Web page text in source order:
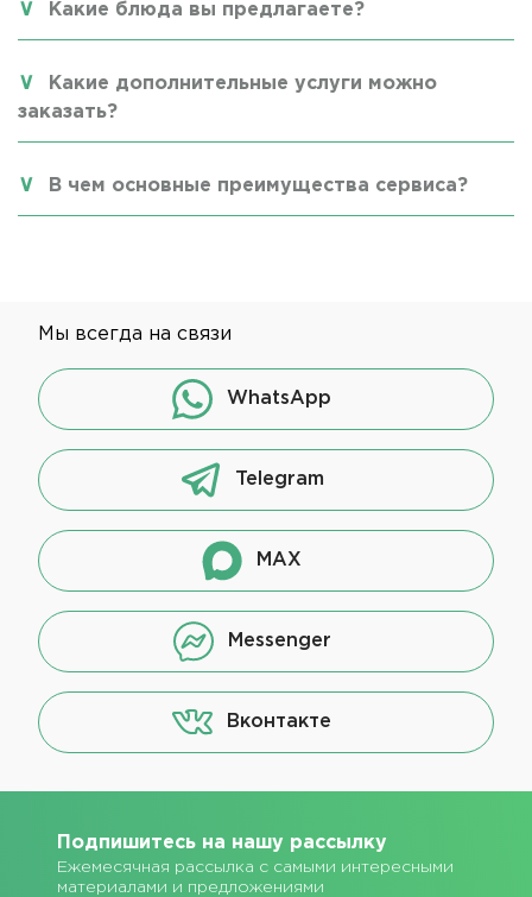
Какие блюда вы предлагаете?
Какие дополнительные услуги можно
заказать?
В чем основные преимущества сервиса?
Мы всегда на связи
WhatsApp
Telegram
MAX
Messenger
Вконтакте
Подпишитесь на нашу рассылку
Ежемесячная рассылка с самыми интересными
материалами и предложениями